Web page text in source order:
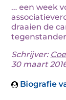
... een week
draaien de
Schrijver:
30 maart
Biografie